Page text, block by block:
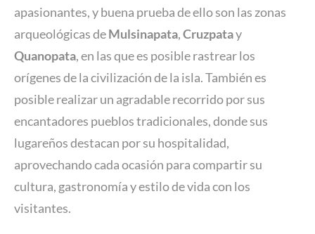
apasionantes, y buena prueba de ello son las zonas
arqueológicas deMulsinapata,Cruzpatay
Quanopata, en las que es posible rastrear los
orígenes de la civilización de la isla. También es
posible realizar un agradable recorrido por sus
encantadores pueblos tradicionales, donde sus
lugareños destacan por su hospitalidad,
aprovechando cada ocasión para compartir su
cultura, gastronomía y estilo de vida con los
visitantes.